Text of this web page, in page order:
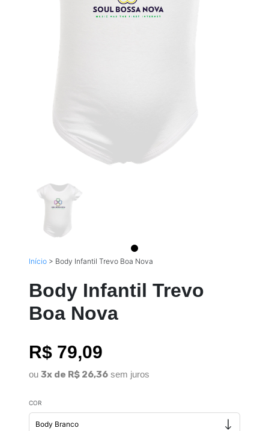
Início > Body Infantil Trevo Boa Nova
Body Infantil Trevo
Boa Nova
R$ 79,09
ou 3x de R$ 26,36 sem juros
COR